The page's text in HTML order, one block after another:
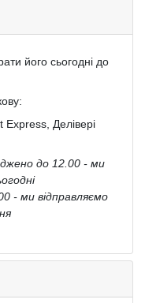
його сьогодні до
Делівері
до 12.00 - ми
- ми відправляємо